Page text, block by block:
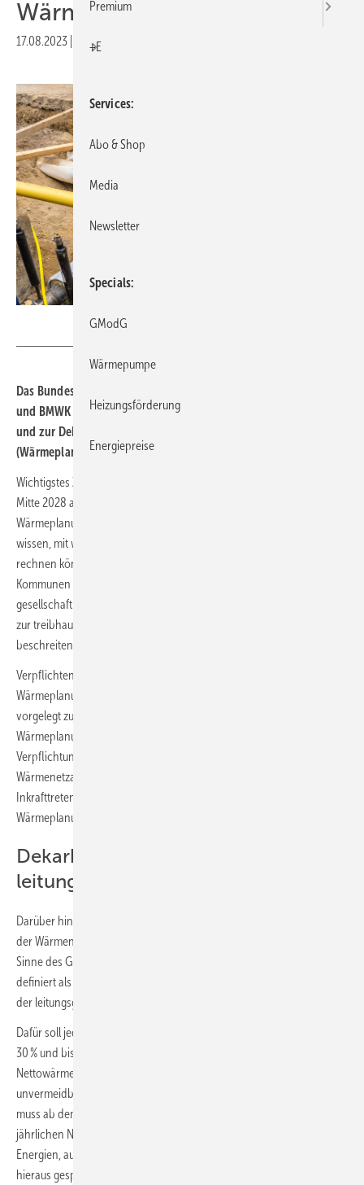
Wärmeplanungsgesetz
17.08.2023 Druckvorschau
Das Bundeskabinett hat am 16. August 2023 dem vom BMWSB
und BMWK eingebrachten Gesetzentwurf zur Wärmeplanung
und zur Dekarbonisierung der Wärmenetze
(Wärmeplanungsgesetz) zugestimmt.
Wichtigstes Ziel des Wärmeplanungsgesetzes ist es, dass spätestens
Mitte 2028 alle rund 11 000 Kommunen Deutschlands eine
Wärmeplanung haben, damit Bürger, aber auch Gewerbetreibende
wissen, mit welchem Energieträger und welcher Versorgung sie lokal
rechnen können. Mit einer systematischen Wärmeplanung sollen die
Kommunen in die Lage versetzt werden, auf lokaler Ebene
gesellschaftlich und wirtschaftlich tragfähige Transformationspfade
zur treibhausgasneutralen Wärmeversorgung zu entwickeln und zu
beschreiten.
Verpflichtend soll allerdings ist nur die fristgerechte Erstellung der
Wärmeplanung sein, eine bindende Pflicht die Wärmeplanung wie
vorgelegt zu realisieren, sieht der Entwurf des
Wärmeplanungsgesetzes (WPG-E) nicht vor. Vorgesehen ist aber eine
Verpflichtung zur Erstellung von Fahrplänen für den
Wärmenetzausbau und die Dekarbonisierung der Wärmenetze.
Inkrafttreten soll das nun vom Bundestag zu beschließende
Wärmeplanungsgesetz am 1. Januar 2024.
Dekarbonisierung
leitungsgebundener Wärme
Darüber hinaus sollen mit dem WPG Ziele für die Dekarbonisierung
der Wärmenetze (Fernwärme und Nahwärme, keine Gebäudenetze im
Sinne des Gebäudeenergiegesetzes) festgelegt werden. Der WPG-E
definiert als Ziel, dass bis zum Jahr 2030 im Bundesmittel die Hälfte
der leitungsgebundenen Wärme klimaneutral erzeugt werden soll.
Dafür soll jedes Wärmenetz bis 2030 zu einem Anteil von mindestens
30 % und bis 2040 von mindestens 80 % mit Wärme (jährliche
Nettowärmeerzeugung) aus erneuerbaren Energien oder
unvermeidbarer Abwärme gespeist werden. Jedes neue Wärmenetz
muss ab dem 1. Januar 2024 zu einem Anteil von mindestens 65 % der
jährlichen Nettowärmeerzeugung mit Wärme aus erneuerbaren
Energien, aus unvermeidbarer Abwärme oder einer Kombination
hieraus gespeist werden.
Premium
+E
Services
Abo & Shop
Media
Newsletter
Specials
GModG
Wärmepumpe
Heizungsförderung
Energiepreise